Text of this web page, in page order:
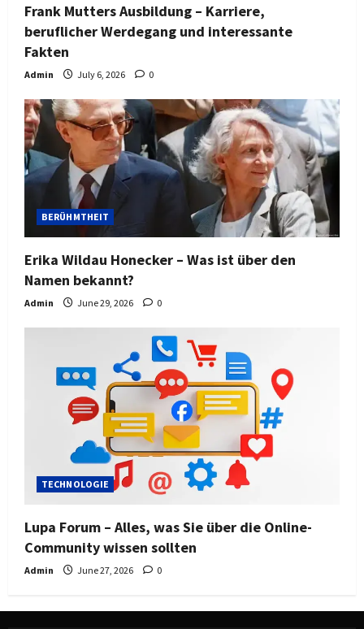
Frank Mutters Ausbildung – Karriere,
beruflicher Werdegang und interessante
Fakten
Admin July 6, 2026 0
BERÜHMTHEIT
Erika Wildau Honecker – Was ist über den
Namen bekannt?
Admin June 29, 2026 0
TECHNOLOGIE
Lupa Forum – Alles, was Sie über die Online-
Community wissen sollten
Admin June 27, 2026 0